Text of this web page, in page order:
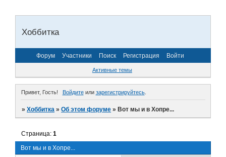
Хоббитка
Форум Участники Поиск Регистрация Войти
Активные темы
Привет, Гость! Войдитеили зарегистрируйтесь.
»Хоббитка »Об этом форуме »Вот мы и в Хопре...
Вот мы и в Хопре...
Страница:1